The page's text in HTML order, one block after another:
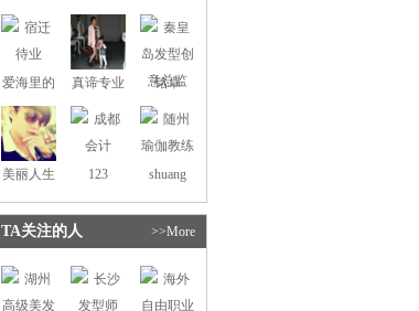
爱海里的
小丑鱼
真谛专业
造型
铭卓
美丽人生 123 shuang
TA关注的人 >>More